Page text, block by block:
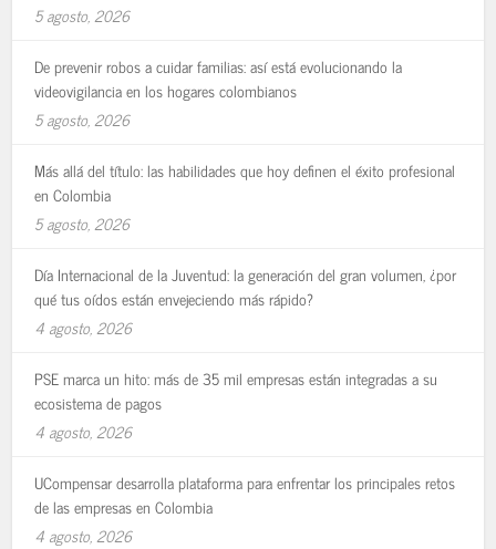
5 agosto, 2026
De prevenir robos a cuidar familias: así está evolucionando la
videovigilancia en los hogares colombianos
5 agosto, 2026
Más allá del título: las habilidades que hoy definen el éxito profesional
en Colombia
5 agosto, 2026
Día Internacional de la Juventud: la generación del gran volumen, ¿por
qué tus oídos están envejeciendo más rápido?
4 agosto, 2026
PSE marca un hito: más de 35 mil empresas están integradas a su
ecosistema de pagos
4 agosto, 2026
UCompensar desarrolla plataforma para enfrentar los principales retos
de las empresas en Colombia
4 agosto, 2026